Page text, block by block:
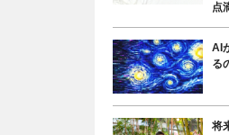
点
AI
る
将